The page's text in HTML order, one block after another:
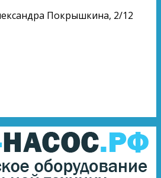
Покрышкина, 2/12